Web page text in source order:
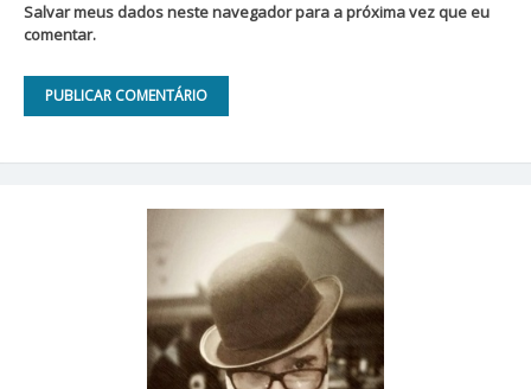
Salvar meus dados neste navegador para a próxima vez que eu
comentar.